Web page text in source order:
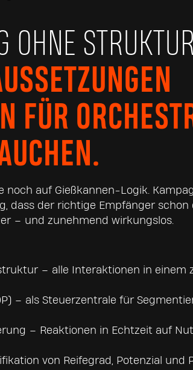
OHNE
FÜR
noch auf Gießkannen-Logik.
dass der richtige Empfänger schon
– und zunehmend wirkungslos.
– alle Interaktionen in einem
– als Steuerzentrale für
– Reaktionen in Echtzeit auf
von Reifegrad, Potenzial und